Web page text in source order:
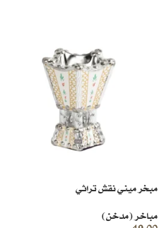
مبخر ميني نقش تراثي
مباخر (مدخن)